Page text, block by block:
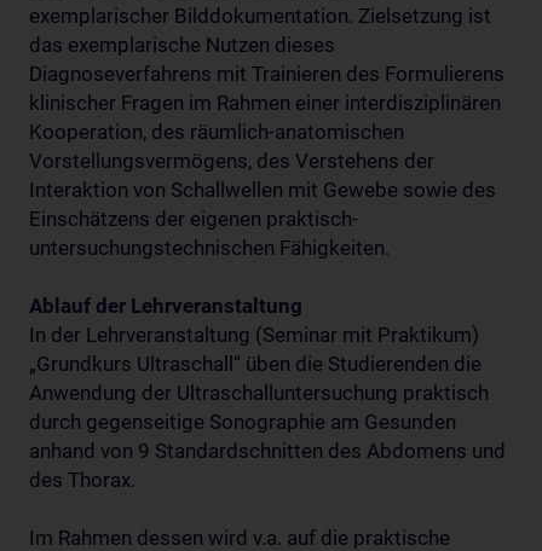
exemplarischer Bilddokumentation. Zielsetzung ist
das exemplarische Nutzen dieses
Diagnoseverfahrens mit Trainieren des Formulierens
klinischer Fragen im Rahmen einer interdisziplinären
Kooperation, des räumlich-anatomischen
Vorstellungsvermögens, des Verstehens der
Interaktion von Schallwellen mit Gewebe sowie des
Einschätzens der eigenen praktisch-
untersuchungstechnischen Fähigkeiten.
Ablauf der Lehrveranstaltung
In der Lehrveranstaltung (Seminar mit Praktikum)
„Grundkurs Ultraschall“ üben die Studierenden die
Anwendung der Ultraschalluntersuchung praktisch
durch gegenseitige Sonographie am Gesunden
anhand von 9 Standardschnitten des Abdomens und
des Thorax.
Im Rahmen dessen wird v.a. auf die praktische